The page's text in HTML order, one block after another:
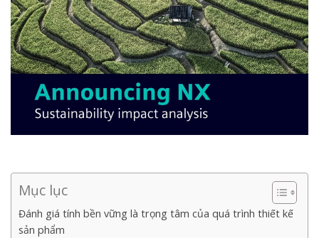
Mục lục
Đánh giá tính bền vững là trọng tâm của quá trình thiết kế
sản phẩm